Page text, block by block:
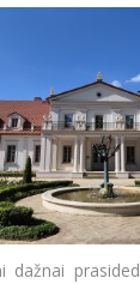
dažnai